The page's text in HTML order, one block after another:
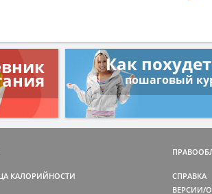
Как
пошаговый
КАЛОРИЙНОСТИ
СПРАВКА
ВЕРСИИ/